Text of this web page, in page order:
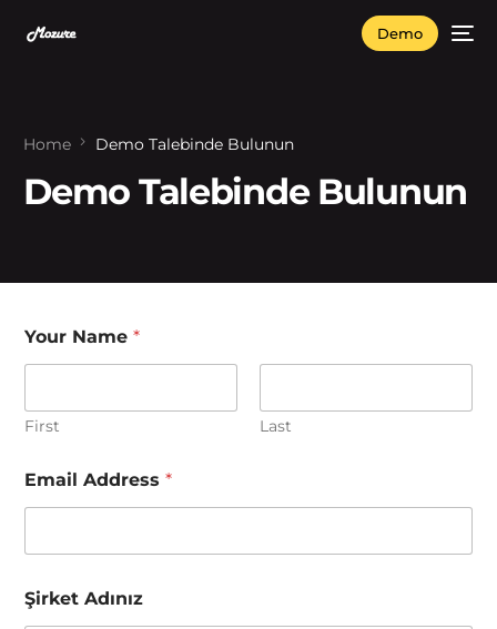
Demo
Home Demo Talebinde Bulunun
Demo Talebinde Bulunun
Your Name*
First Last
Email Address*
Şirket Adınız